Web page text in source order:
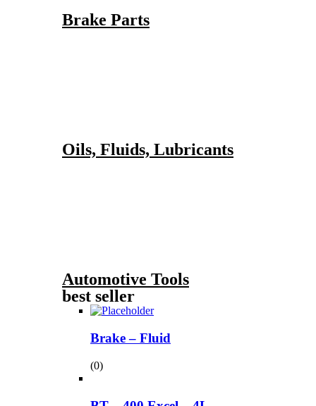
Brake Parts
Oils, Fluids, Lubricants
Automotive Tools
best seller
Brake – Fluid
(0)